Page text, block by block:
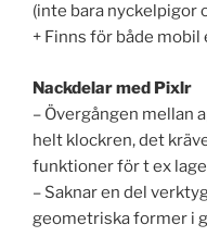
(inte bara nyckelpigor
+ Finns för både
Nackdelar med Pixlr
– Övergången mellan
helt klockren, det
funktioner för t ex
– Saknar en del
geometriska former i